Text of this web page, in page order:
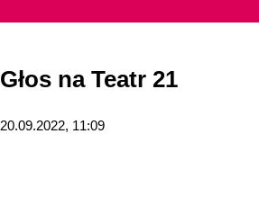
Głos na Teatr 21
20.09.2022, godz.
11:09